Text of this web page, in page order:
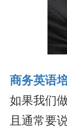
商务英语培
如果我们
且通常要